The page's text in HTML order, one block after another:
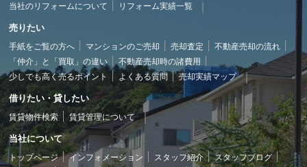
当社のリフォームについて リフォーム実績一覧
売りたい
手紙をご覧の方へ マンションのご売却 売却査定
不動産売却の流れ
「仲介」と「買取」の違い
不動産売却時の諸費用
少しでも高く売るポイント
よくある質問 売却実績マップ
借りたい・貸したい
賃貸物件検索 賃貸管理について
当社について
トップページ インフォメーション スタッフ紹介
スタッフブログ